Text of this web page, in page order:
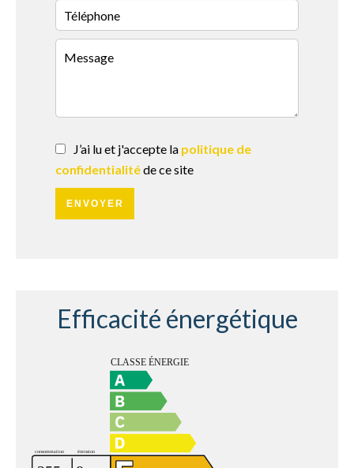
J’ai lu et j'accepte la politique de
confidentialitéde ce site
ENVOYER
Efficacité énergétique